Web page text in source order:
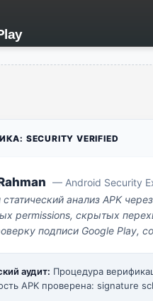
SECURITY VERIFIED
— Android Security
анализ APK
permissions, скрытых
подписи Google Play,
аудит: Процедура
APK проверена: signature